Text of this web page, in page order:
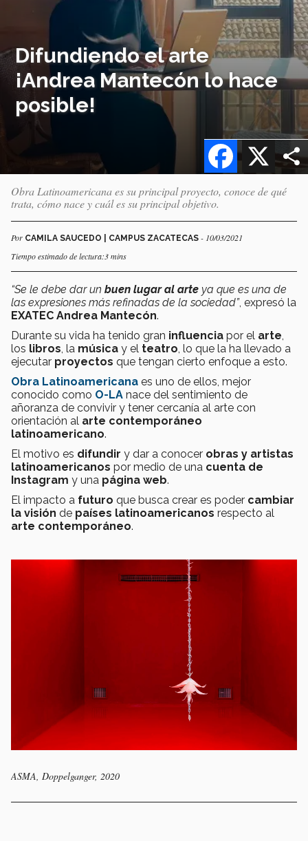
Difundiendo el arte
¡Andrea Mantecón lo hace
posible!
X
Facebook
Obra Latinoamericana es su principal proyecto, conoce de qué
trata, cómo nace y cuál es su principal objetivo.
Por CAMILA SAUCEDO | CAMPUS ZACATECAS - 10/03/2021
Tiempo estimado de lectura:3 mins
“Se le debe dar un buen lugar al arte ya que es una de
las expresiones más refinadas de la sociedad”, expresó la
EXATEC Andrea Mantecón.
Durante su vida ha tenido gran influencia por el arte
los libros , la música y el teatro , lo que la ha llevado a
ejecutar proyectos que tengan cierto enfoque a esto.
Obra Latinoamericana es uno de ellos, mejor
conocido como O-LA nace del sentimiento de
añoranza de convivir y tener cercanía al arte con
orientación al arte contemporáneo
latinoamericano.
El motivo es difundir y dar a conocer obras y artistas
latinoamericanos por medio de una cuenta de
Instagram y una página web.
El impacto a futuro que busca crear es poder cambiar
la visión de países latinoamericanos respecto al
arte contemporáneo.
ASMA, Doppelganger, 2020